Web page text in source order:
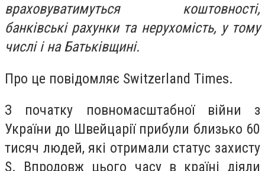
враховуватимуться коштовності,
банківські рахунки та нерухомість, у тому
числі і на Батьківщині.
Про це повідомляє Switzerland Times.
З початку повномасштабної війни з
України до Швейцарії прибули близько 60
тисяч людей, які отримали статус захисту
S. Впродовж цього часу в країні діяли